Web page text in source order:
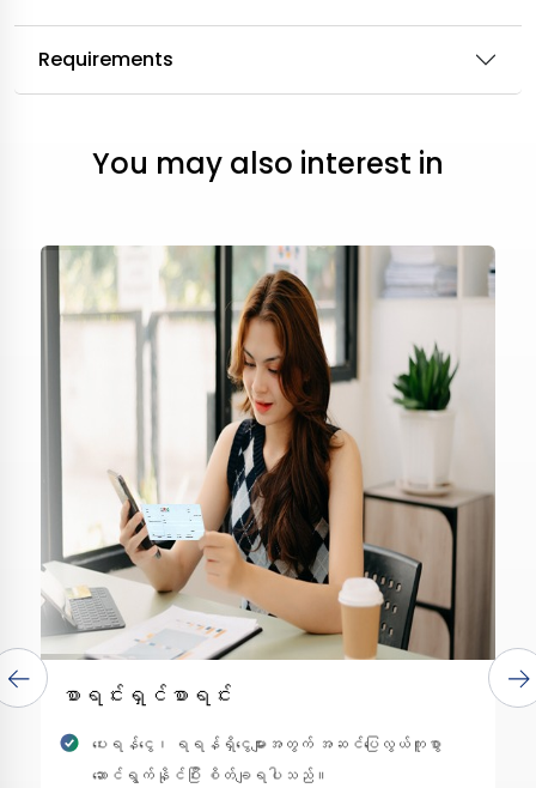
Requirements
You may also interest in
စာရင်းရှင်စာရင်း
ပေးရန်ငွေ၊ ရရန်ရှိငွေများအတွက် အဆင်ပြေလွယ်ကူစွာ
ဆောင်ရွက်နိုင်ပြီး စိတ်ချရပါသည်။